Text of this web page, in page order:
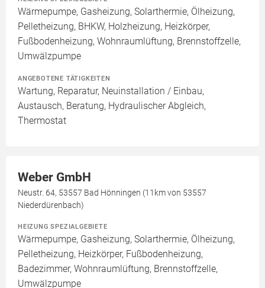
Wärmepumpe, Gasheizung, Solarthermie, Ölheizung,
Pelletheizung, BHKW, Holzheizung, Heizkörper,
Fußbodenheizung, Wohnraumlüftung, Brennstoffzelle,
Umwälzpumpe
ANGEBOTENE TÄTIGKEITEN
Wartung, Reparatur, Neuinstallation / Einbau,
Austausch, Beratung, Hydraulischer Abgleich,
Thermostat
Weber GmbH
Neustr. 64, 53557 Bad Hönningen (11km von 53557
Niederdürenbach)
HEIZUNG SPEZIALGEBIETE
Wärmepumpe, Gasheizung, Solarthermie, Ölheizung,
Pelletheizung, Heizkörper, Fußbodenheizung,
Badezimmer, Wohnraumlüftung, Brennstoffzelle,
Umwälzpumpe